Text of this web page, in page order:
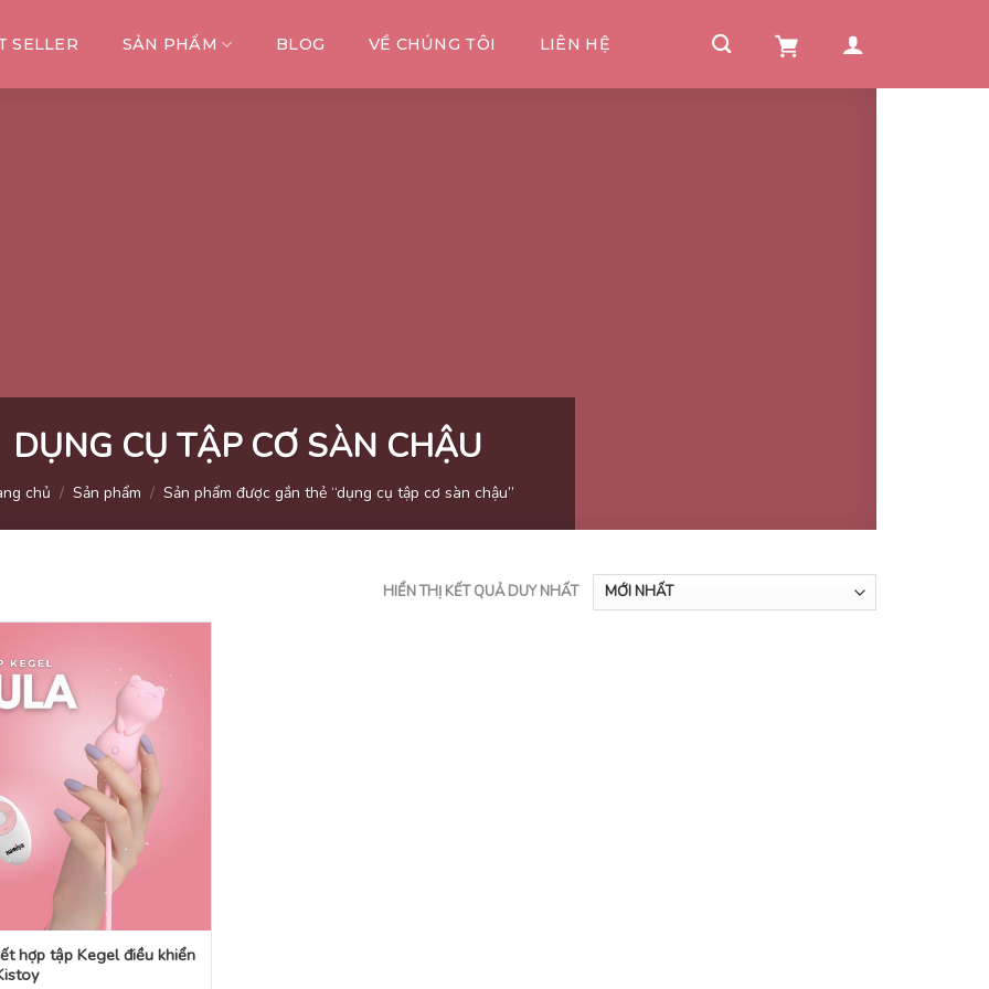
SELLER SẢN PHẨM BLOG VỀ CHÚNG TÔI LIÊN HỆ
DỤNG CỤ TẬP CƠ SÀN CHẬU
chủ / Sản phẩm / Sản phẩm được gắn thẻ “dụng cụ tập cơ sàn chậu”
HIỂN THỊ KẾT QUẢ DUY NHẤT
hợp tập Kegel điều khiển